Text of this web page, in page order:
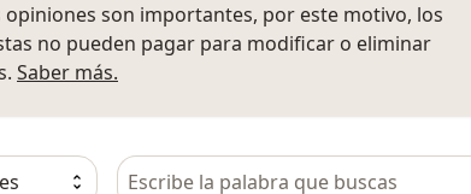
opiniones son importantes, por este motivo, los
no pueden pagar para modificar o eliminar
Saber más.
Busca en opiniones